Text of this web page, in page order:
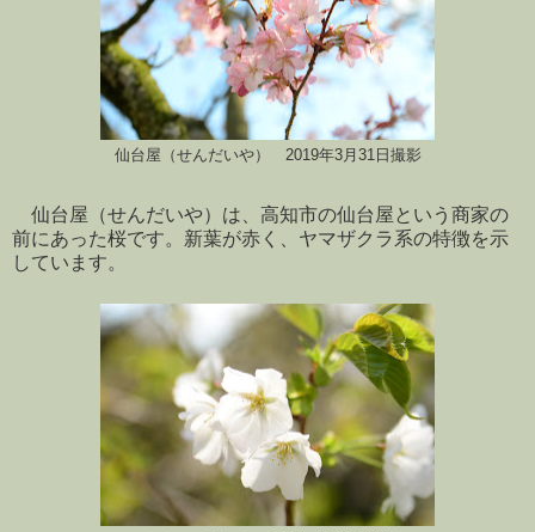
仙台屋（せんだいや） 2019年3月31日撮影
仙台屋（せんだいや）は、高知市の仙台屋という商家の
前にあった桜です。新葉が赤く、ヤマザクラ系の特徴を示
しています。